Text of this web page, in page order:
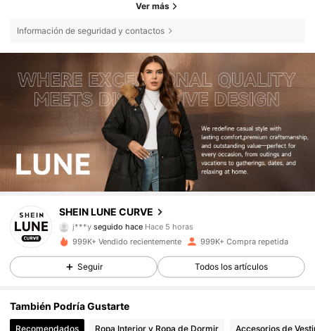
Ver más
Información de seguridad y contactos
SHEIN LUNE CURVE
j***yseguido hace Hace 5 horas
z***oestá navegando
999K+ Vendido recientemente 999K+ Compra repetida
Seguir Todos los artículos
También Podría Gustarte
Recomendados Ropa Interior y Ropa de Dormir Accesorios de